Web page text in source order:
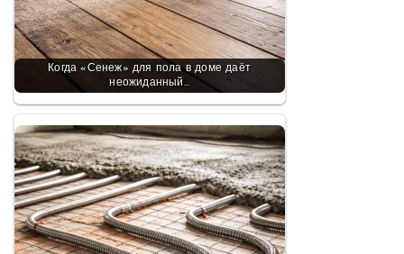
Когда «Сенеж» для пола в доме даёт
неожиданный…